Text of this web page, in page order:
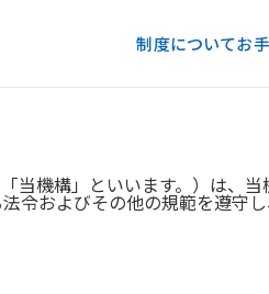
制度についてお
当機構」といいます。）は、
令およびその他の規範を遵守